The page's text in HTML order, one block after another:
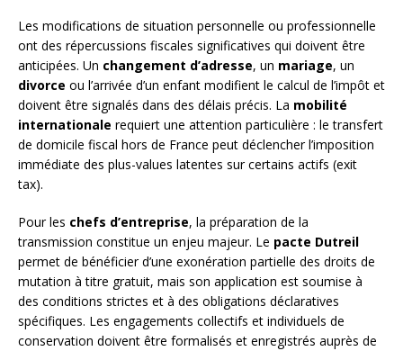
Les modifications de situation personnelle ou professionnelle
ont des répercussions fiscales significatives qui doivent être
anticipées. Un changement d’adresse, un mariage, un
divorce ou l’arrivée d’un enfant modifient le calcul de l’impôt et
doivent être signalés dans des délais précis. La mobilité
internationale requiert une attention particulière : le transfert
de domicile fiscal hors de France peut déclencher l’imposition
immédiate des plus-values latentes sur certains actifs (exit
tax).
Pour les chefs d’entreprise, la préparation de la
transmission constitue un enjeu majeur. Le pacte Dutreil
permet de bénéficier d’une exonération partielle des droits de
mutation à titre gratuit, mais son application est soumise à
des conditions strictes et à des obligations déclaratives
spécifiques. Les engagements collectifs et individuels de
conservation doivent être formalisés et enregistrés auprès de